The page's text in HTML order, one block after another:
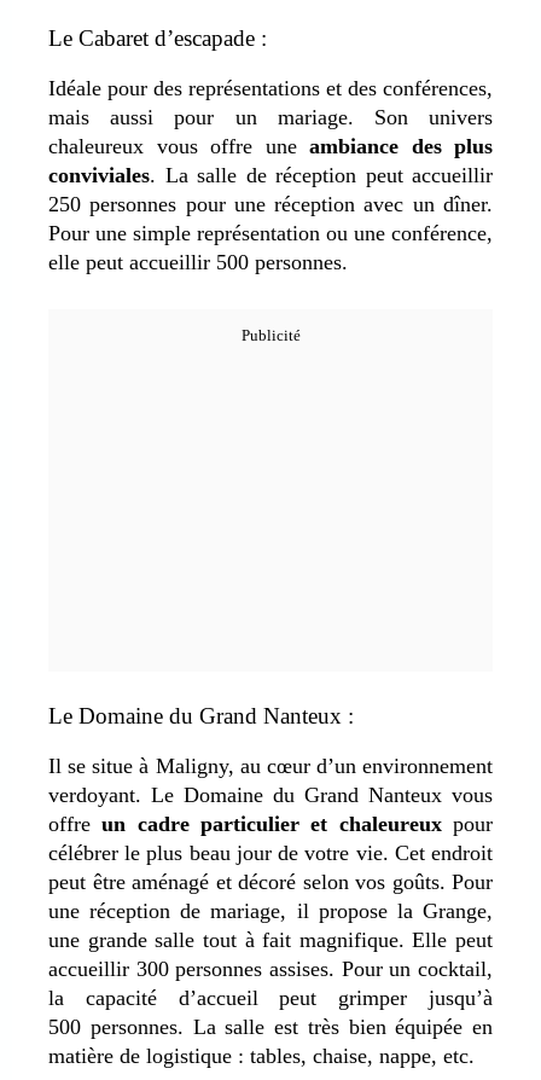
Le Cabaret d’escapade :
Idéale pour des représentations et des conférences,
mais aussi pour un mariage. Son univers
chaleureux vous offre une ambiance des plus
conviviales. La salle de réception peut accueillir
250 personnes pour une réception avec un dîner.
Pour une simple représentation ou une conférence,
elle peut accueillir 500 personnes.
Le Domaine du Grand Nanteux :
Il se situe à Maligny, au cœur d’un environnement
verdoyant. Le Domaine du Grand Nanteux vous
offreun cadre particulier et chaleureuxpour
célébrer le plus beau jour de votre vie. Cet endroit
peut être aménagé et décoré selon vos goûts. Pour
une réception de mariage, il propose la Grange,
une grande salle tout à fait magnifique. Elle peut
accueillir 300 personnes assises. Pour un cocktail,
la capacité d’accueil peut grimper jusqu’à
500 personnes. La salle est très bien équipée en
matière de logistique : tables, chaise, nappe, etc.